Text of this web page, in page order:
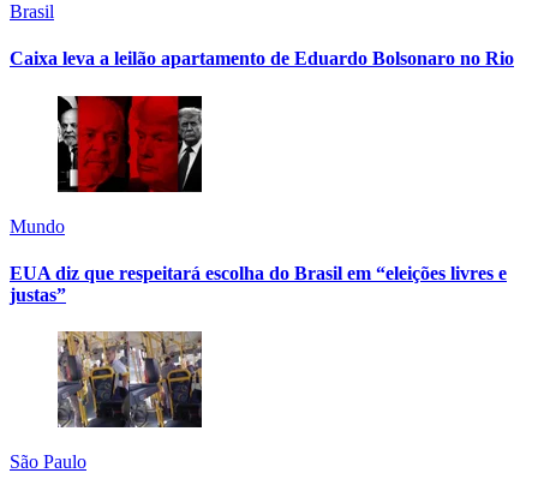
Brasil
Caixa leva a leilão apartamento de Eduardo Bolsonaro no Rio
Mundo
EUA diz que respeitará escolha do Brasil em “eleições livres e
justas”
São Paulo